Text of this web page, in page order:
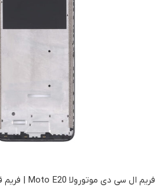
فریم ال سی دی موتورولا Moto E20 | فریم قاب میانی